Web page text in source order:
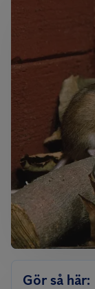
Gör så här: